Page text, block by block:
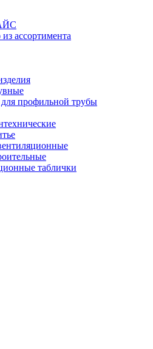
ассортимента
профильной трубы
таблички